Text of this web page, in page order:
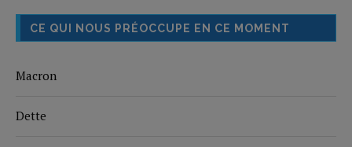
CE QUI NOUS PRÉOCCUPE EN CE MOMENT
Macron
Dette